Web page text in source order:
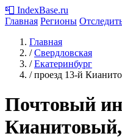
📮 IndexBase.ru
Главная Регионы
Главная
/ Свердловская
/ Екатеринбург
/ проезд 13-й
Почтовый